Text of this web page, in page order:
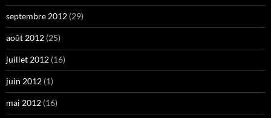
septembre 2012 (29)
août 2012 (25)
juillet 2012 (16)
juin 2012 (1)
mai 2012 (16)